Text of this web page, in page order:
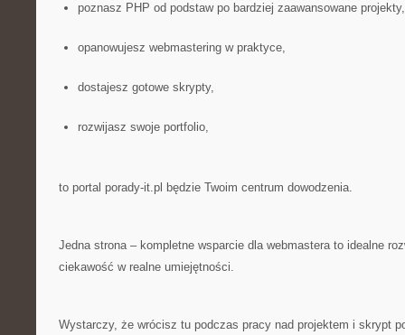
poznasz PHP od podstaw po bardziej zaawansowane projekty,
opanowujesz webmastering w praktyce,
dostajesz gotowe skrypty,
rozwijasz swoje portfolio,
to portal porady-it.pl będzie Twoim centrum dowodzenia.
Jedna strona – kompletne wsparcie dla webmastera to idealne
ciekawość w realne umiejętności.
Wystarczy, że wrócisz tu podczas pracy nad projektem i skrypt